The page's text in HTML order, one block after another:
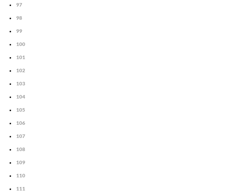
97
98
99
100
101
102
103
104
105
106
107
108
109
110
111